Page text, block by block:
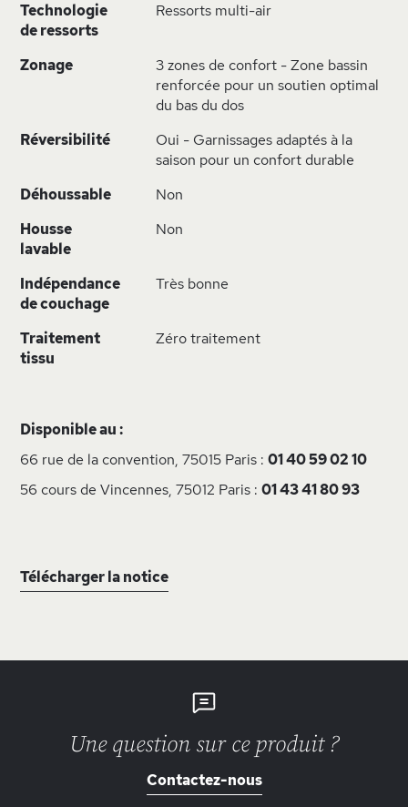
Technologie
de ressorts
Ressorts multi-air
Zonage
3 zones de confort - Zone bassin
renforcée pour un soutien optimal
du bas du dos
Réversibilité
Oui - Garnissages adaptés à la
saison pour un confort durable
Déhoussable
Non
Housse
lavable
Non
Indépendance
de couchage
Très bonne
Traitement
tissu
Zéro traitement
Disponible au :
66 rue de la convention, 75015 Paris : 01 40 59 02 10
56 cours de Vincennes, 75012 Paris : 01 43 41 80 93
Télécharger la notice
Une question sur ce produit ?
Contactez-nous